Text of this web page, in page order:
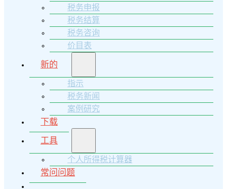
税务申报
税务结算
税务咨询
价目表
新的
指示
税务新闻
案例研究
下载
工具
个人所得税计算器
常问问题